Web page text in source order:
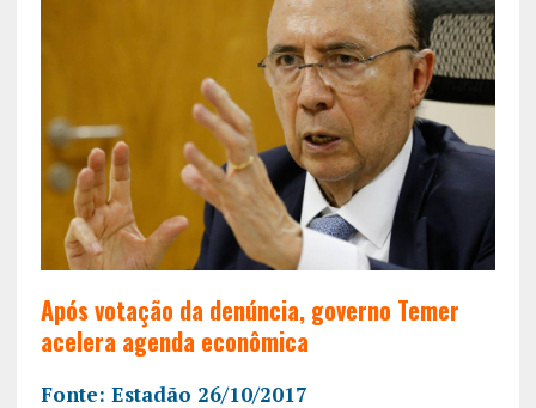
Após votação da denúncia, governo Temer
acelera agenda econômica
Fonte: Estadão 26/10/2017